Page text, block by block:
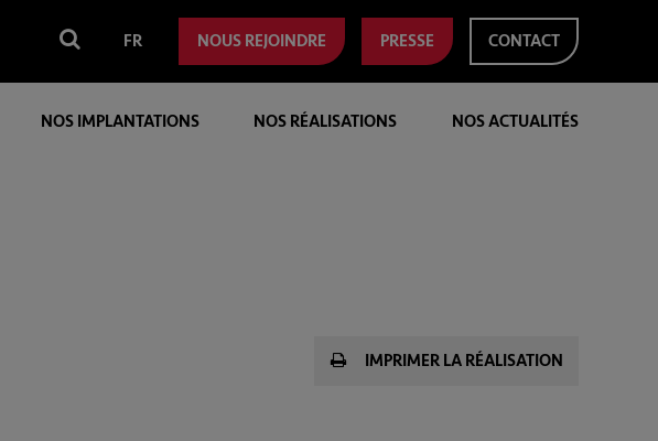
FR NOUS REJOINDRE PRESSE CONTACT
NOS IMPLANTATIONS NOS RÉALISATIONS NOS ACTUALITÉS
IMPRIMER LA RÉALISATION